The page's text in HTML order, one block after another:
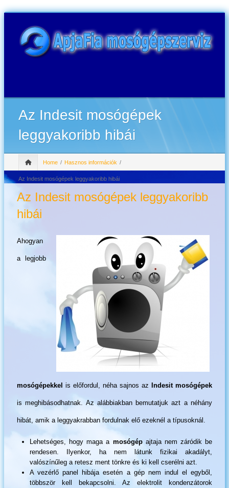
Az Indesit mosógépek
leggyakoribb hibái
Home Hasznos információk
Az Indesit mosógépek leggyakoribb hibái
Az Indesit mosógépek leggyakoribb
hibái
Ahogyan
a legjobb
mosógépekkel is előfordul, néha sajnos az Indesit mosógépek
is meghibásodhatnak. Az alábbiakban bemutatjuk azt a néhány
hibát, amik a leggyakrabban fordulnak elő ezeknél a típusoknál.
Lehetséges, hogy maga a mosógépajtaja nem záródik be
rendesen. Ilyenkor, ha nem látunk fizikai akadályt,
valószínűleg a retesz ment tönkre és ki kell cserélni azt.
A vezérlő panel hibája esetén a gép nem indul el egyből,
többször kell bekapcsolni. Az elektrolit kondenzátorok